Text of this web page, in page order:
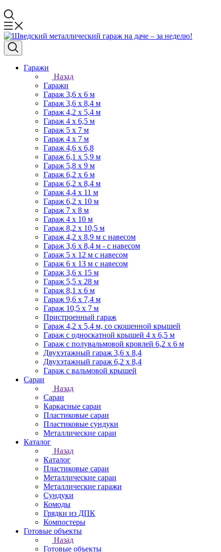
Гаражи
Назад
Гаражи
Гараж 3,6 х 6 м
Гараж 3,6 х 8,4 м
Гараж 4,2 х 5,4 м
Гараж 4 х 6,5 м
Гараж 5 х 7 м
Гараж 4 х 7 м
Гараж 4,6 х 6,8
Гараж 6,1 х 5,9 м
Гараж 5,8 х 9 м
Гараж 6,2 х 6 м
Гараж 6,2 х 8,4 м
Гараж 4,4 х 11 м
Гараж 6,2 х 10 м
Гараж 7 х 8 м
Гараж 4 х 10 м
Гараж 8,2 х 10,5 м
Гараж 4,2 х 8,9 м с навесом
Гараж 3,6 х 8,4 м - с навесом
Гараж 5 х 12 м с навесом
Гараж 6 х 13 м с навесом
Гараж 3,6 х 15 м
Гараж 5,5 х 28 м
Гараж 8,1 х 6 м
Гараж 9,6 х 7,4 м
Гараж 10,5 х 7 м
Пристроенный гараж
Гараж 4,2 х 5,4 м, со скошенной крышей
Гараж с односкатной крышей 4 х 6,5 м
Гараж с полувальмовой кровлей 6,2 х 6 м
Двухэтажный гараж 3,6 х 8,4
Двухэтажный гараж 6,2 х 8,4
Гараж с вальмовой крышей
Сараи
Назад
Сараи
Каркасные сараи
Пластиковые сараи
Пластиковые сундуки
Металлические сараи
Каталог
Назад
Каталог
Пластиковые сараи
Металлические сараи
Металлические гаражи
Сундуки
Комоды
Грядки из ДПК
Компостеры
Готовые объекты
Назад
Готовые объекты